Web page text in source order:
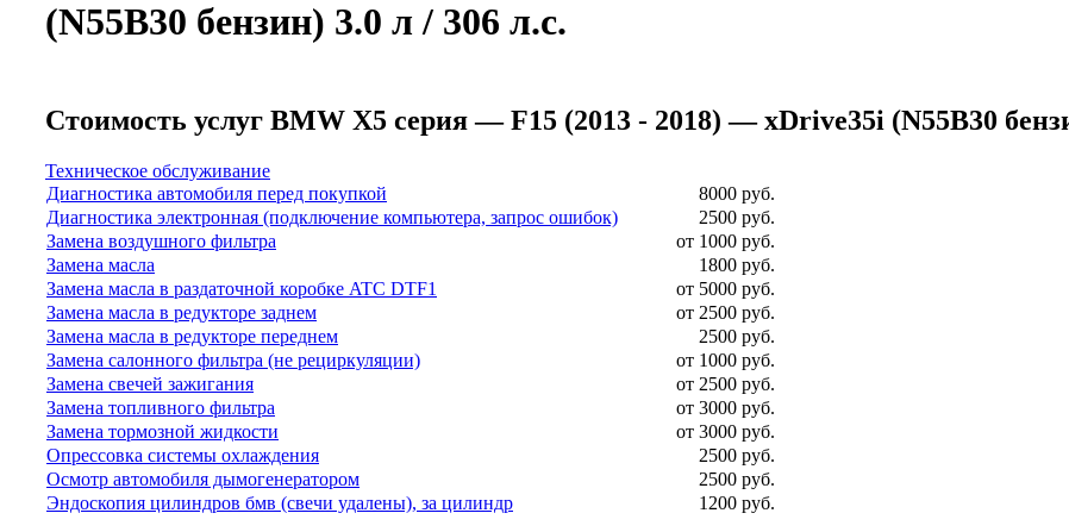
(N55B30 бензин) 3.0 л / 306 л.с.
Стоимость услуг BMW X5 серия — F15 (2013 - 2018) — xDrive35i (N55B30
Техническое обслуживание
Диагностика автомобиля перед покупкой
8000 руб.
Диагностика электронная (подключение компьютера, запрос ошибок)
2500 руб.
Замена воздушного фильтра
от 1000 руб.
Замена масла
1800 руб.
Замена масла в раздаточной коробке ATC DTF1
от 5000 руб.
Замена масла в редукторе заднем
от 2500 руб.
Замена масла в редукторе переднем
2500 руб.
Замена салонного фильтра (не рециркуляции)
от 1000 руб.
Замена свечей зажигания
от 2500 руб.
Замена топливного фильтра
от 3000 руб.
Замена тормозной жидкости
от 3000 руб.
Опрессовка системы охлаждения
2500 руб.
Осмотр автомобиля дымогенератором
2500 руб.
Эндоскопия цилиндров бмв (свечи удалены), за цилиндр
1200 руб.